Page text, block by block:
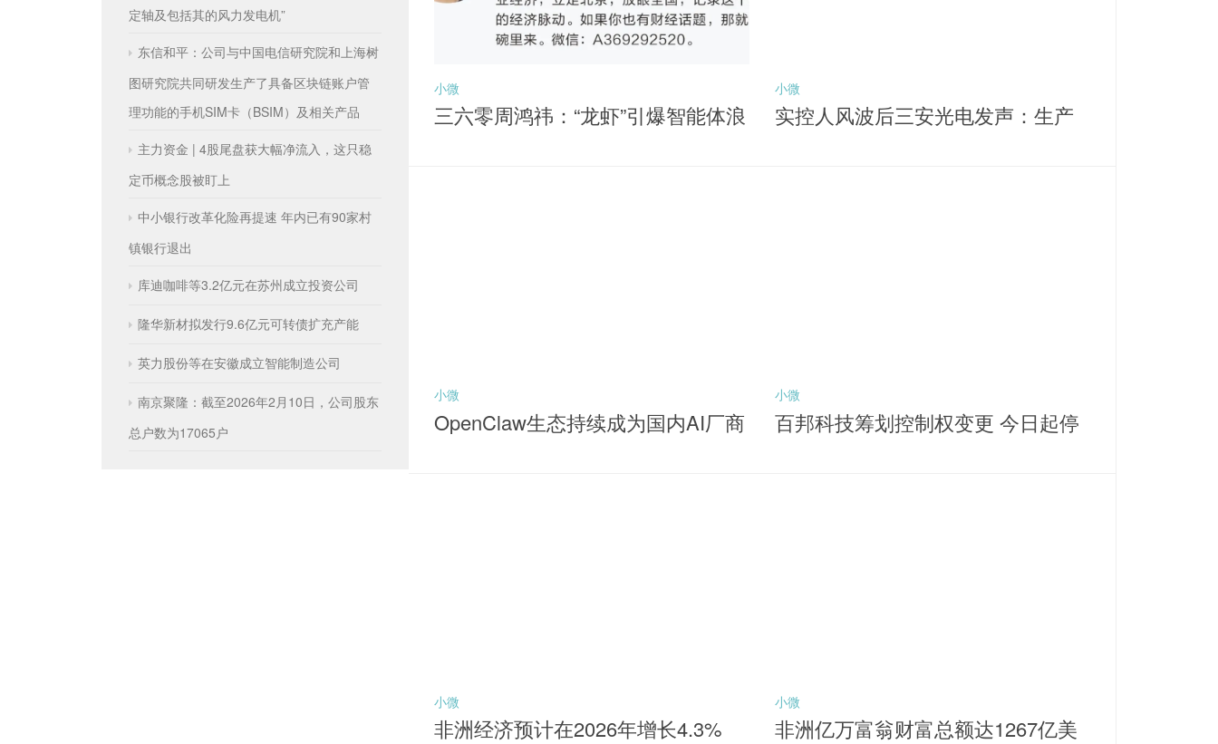
小微
三六零周鸿祎：“龙虾”引爆智能体浪
小微
实控人风波后三安光电发声：生产
小微
OpenClaw生态持续成为国内AI厂商
小微
百邦科技筹划控制权变更 今日起停
小微
非洲经济预计在2026年增长4.3%
小微
非洲亿万富翁财富总额达1267亿美
定轴及包括其的风力发电机”
东信和平：公司与中国电信研究院和上海树
图研究院共同研发生产了具备区块链账户管
理功能的手机SIM卡（BSIM）及相关产品
主力资金 | 4股尾盘获大幅净流入，这只稳
定币概念股被盯上
中小银行改革化险再提速 年内已有90家村
镇银行退出
库迪咖啡等3.2亿元在苏州成立投资公司
隆华新材拟发行9.6亿元可转债扩充产能
英力股份等在安徽成立智能制造公司
南京聚隆：截至2026年2月10日，公司股东
总户数为17065户